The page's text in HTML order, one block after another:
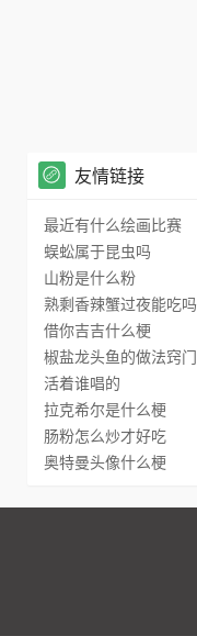
友情链接
最近有什么绘画比赛
蜈蚣属于昆虫吗
山粉是什么粉
熟剩香辣蟹过夜能吃吗
借你吉吉什么梗
椒盐龙头鱼的做法窍门
活着谁唱的
拉克希尔是什么梗
肠粉怎么炒才好吃
奥特曼头像什么梗